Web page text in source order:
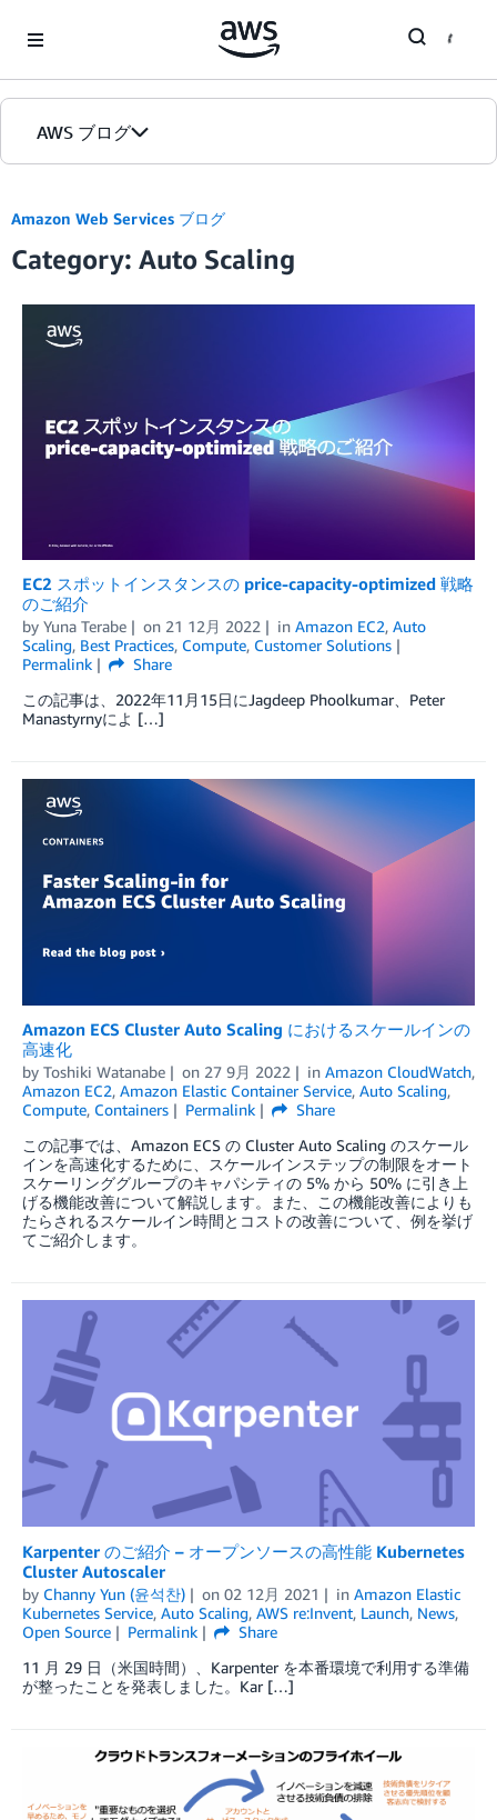
AWS ブログ
カテゴリ
エディション
Amazon Web Services ブログ
Category: Auto Scaling
EC2 スポットインスタンスの price-capacity-optimized 戦略
のご紹介
by Yuna Terabe on 21 12月 2022 in Amazon EC2, Auto
Scaling, Best Practices, Compute, Customer Solutions
Permalink
Share
この記事は、2022年11月15日にJagdeep Phoolkumar、Peter
Manastyrnyによ […]
Amazon ECS Cluster Auto Scaling におけるスケールインの
高速化
by Toshiki Watanabe on 27 9月 2022 in Amazon CloudWatch,
Amazon EC2, Amazon Elastic Container Service, Auto Scaling,
Compute, Containers Permalink
Share
この記事では、Amazon ECS の Cluster Auto Scaling のスケール
インを高速化するために、スケールインステップの制限をオート
スケーリンググループのキャパシティの 5% から 50% に引き上
げる機能改善について解説します。また、この機能改善によりも
たらされるスケールイン時間とコストの改善について、例を挙げ
てご紹介します。
Karpenter のご紹介 – オープンソースの高性能 Kubernetes
Cluster Autoscaler
by Channy Yun (윤석찬) on 02 12月 2021 in Amazon Elastic
Kubernetes Service, Auto Scaling, AWS re:Invent, Launch, News,
Open Source
Permalink
Share
11 月 29 日（米国時間）、Karpenter を本番環境で利用する準備
が整ったことを発表しました。Kar […]